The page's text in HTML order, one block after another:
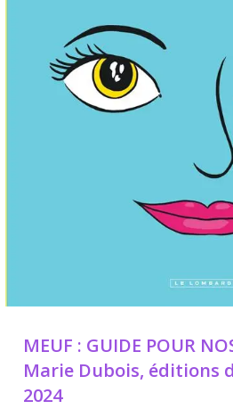
MEUF : GUIDE POUR
Marie Dubois, éditions
2024